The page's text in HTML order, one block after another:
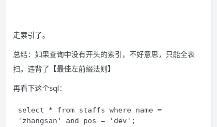
走索引了。
总结：如果查询中没有开头的索引，不好意思，只能全表
扫。违背了【最佳左前缀法则】
再看下这个sql：
select * from staffs where name =
'zhangsan' and pos = 'dev';